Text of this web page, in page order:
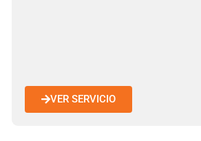
VER SERVICIO